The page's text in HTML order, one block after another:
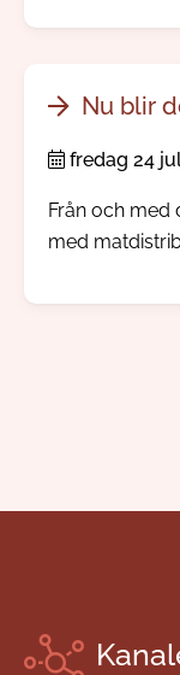
dricka
Nu blir
fredag 24
Från och med
med
redan i